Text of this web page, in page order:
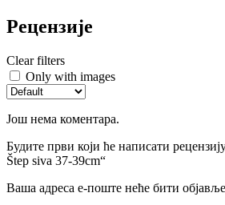
Рецензије
Clear filters
Only with images
Још нема коментара.
Будите први који ће написати
Štep siva 37-39cm“
Ваша адреса е-поште неће бити